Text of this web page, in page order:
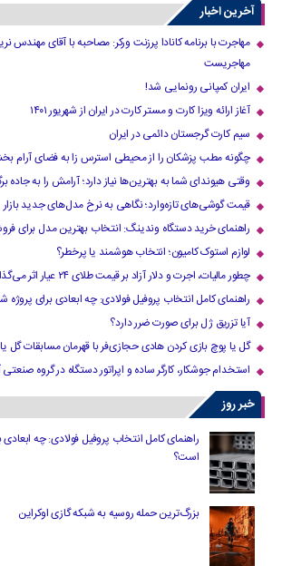
آخرین اخبار
مهاجرت با برنامه کانادا پرزنت ورکر: مصاحبه با آقای مهندس
مهاجریست
ایران کمپانی رونمایی شد!
آغاز ارائه ویزا کارت و مستر کارت در ایران از شهریور ۱۴۰۱
سیم کارت گرجستان دائمی در ایران
چگونه مطب پزشکان را از محیطی استرس زا به فضای آرام
وقتی هیوندای شما به بهترین‌ها نیاز دارد؛ آرامش را به جاده
قیمت گوشی‌های تازه‌وارد؛ نگاهی به نرخ مدل‌های جدید بازار
راهنمای خرید دستگاه وندینگ: انتخاب بهترین مدل برای
لوازم استوک کامیون؛ انتخاب هوشمند یا پرخطر؟
چطور مالیات، اجرت و دلار آزاد بر قیمت طلای ۲۴ عیار اثر می‌گذارد؟
راهنمای کامل انتخاب پروفیل فولادی: چه ابعادی برای
آیا تزریق ژل برای صورت ضرر دارد​؟
گل یا پوچ بازی کردن هادی حجازی‌فر با قهرمان مسابقات گل
استخدام جوشکار، کارگر ساده و اپراتور دستگاه در گروه صنعتی
خبر روز
راهنمای کامل انتخاب پروفیل فولادی: چه
است؟
بزرگ‌ترین حمله روسیه به شبکه گازی اوکراین